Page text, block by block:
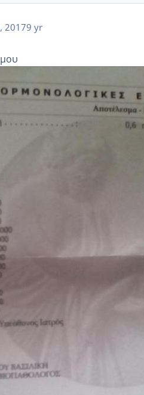
20179 yr